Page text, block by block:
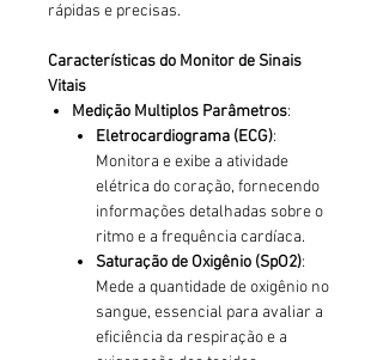
rápidas e precisas.
Características do Monitor de Sinais
Vitais
Medição Multiplos Parâmetros:
Eletrocardiograma (ECG):
Monitora e exibe a atividade
elétrica do coração, fornecendo
informações detalhadas sobre o
ritmo e a frequência cardíaca.
Saturação de Oxigênio (SpO2):
Mede a quantidade de oxigênio no
sangue, essencial para avaliar a
eficiência da respiração e a